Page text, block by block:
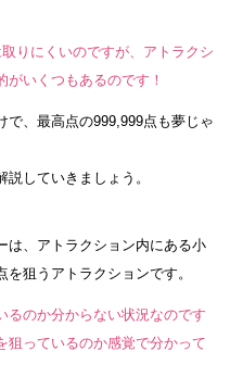
りにくいのですが、アトラクシ
がいくつもあるのです！
で、最高点の999,999点も夢じゃ
していきましょう。
は、アトラクション内にある小
狙うアトラクションです。
るのか分からない状況なのです
狙っているのか感覚で分かって